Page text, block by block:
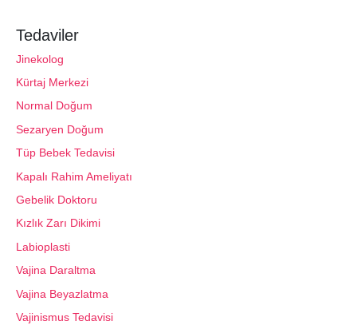
Tedaviler
Jinekolog
Kürtaj Merkezi
Normal Doğum
Sezaryen Doğum
Tüp Bebek Tedavisi
Kapalı Rahim Ameliyatı
Gebelik Doktoru
Kızlık Zarı Dikimi
Labioplasti
Vajina Daraltma
Vajina Beyazlatma
Vajinismus Tedavisi